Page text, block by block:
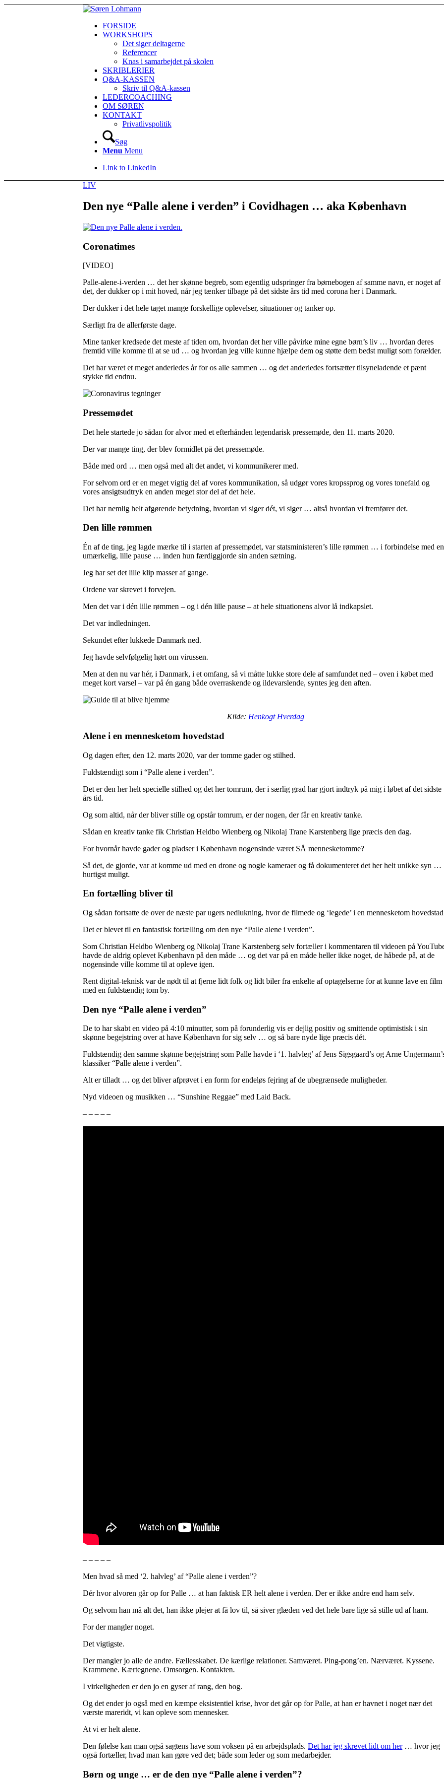
FORSIDE
WORKSHOPS
Det siger deltagerne
Referencer
Knas i samarbejdet på skolen
SKRIBLERIER
Q&A-KASSEN
Skriv til Q&A-kassen
LEDERCOACHING
OM SØREN
KONTAKT
Privatlivspolitik
Søg
Menu Menu
Link to LinkedIn
LIV
Den nye “Palle alene i verden” i Covidhagen … aka København
Coronatimes
[VIDEO]
Palle-alene-i-verden … det her skønne begreb, som egentlig udspringer fra børnebogen af samme navn, er noget af
det, der dukker op i mit hoved, når jeg tænker tilbage på det sidste års tid med corona her i Danmark.
Der dukker i det hele taget mange forskellige oplevelser, situationer og tanker op.
Særligt fra de allerførste dage.
Mine tanker kredsede det meste af tiden om, hvordan det her ville påvirke mine egne børn’s liv … hvordan deres
fremtid ville komme til at se ud … og hvordan jeg ville kunne hjælpe dem og støtte dem bedst muligt som forælder.
Det har været et meget anderledes år for os alle sammen … og det anderledes fortsætter tilsyneladende et pænt
stykke tid endnu.
Pressemødet
Det hele startede jo sådan for alvor med et efterhånden legendarisk pressemøde, den 11. marts 2020.
Der var mange ting, der blev formidlet på det pressemøde.
Både med ord … men også med alt det andet, vi kommunikerer med.
For selvom ord er en meget vigtig del af vores kommunikation, så udgør vores kropssprog og vores tonefald og
vores ansigtsudtryk en anden meget stor del af det hele.
Det har nemlig helt afgørende betydning, hvordan vi siger dét, vi siger … altså hvordan vi fremfører det.
Den lille rømmen
Én af de ting, jeg lagde mærke til i starten af pressemødet, var statsministeren’s lille rømmen … i forbindelse med en
umærkelig, lille pause … inden hun færdiggjorde sin anden sætning.
Jeg har set det lille klip masser af gange.
Ordene var skrevet i forvejen.
Men det var i dén lille rømmen – og i dén lille pause – at hele situationens alvor lå indkapslet.
Det var indledningen.
Sekundet efter lukkede Danmark ned.
Jeg havde selvfølgelig hørt om virussen.
Men at den nu var hér, i Danmark, i et omfang, så vi måtte lukke store dele af samfundet ned – oven i købet med
meget kort varsel – var på én gang både overraskende og ildevarslende, syntes jeg den aften.
Kilde: Henkogt Hverdag
Alene i en mennesketom hovedstad
Og dagen efter, den 12. marts 2020, var der tomme gader og stilhed.
Fuldstændigt som i “Palle alene i verden”.
Det er den her helt specielle stilhed og det her tomrum, der i særlig grad har gjort indtryk på mig i løbet af det sidste
års tid.
Og som altid, når der bliver stille og opstår tomrum, er der nogen, der får en kreativ tanke.
Sådan en kreativ tanke fik Christian Heldbo Wienberg og Nikolaj Trane Karstenberg lige præcis den dag.
For hvornår havde gader og pladser i København nogensinde været SÅ mennesketomme?
Så det, de gjorde, var at komme ud med en drone og nogle kameraer og få dokumenteret det her helt unikke syn …
hurtigst muligt.
En fortælling bliver til
Og sådan fortsatte de over de næste par ugers nedlukning, hvor de filmede og ‘legede’ i en mennesketom
Det er blevet til en fantastisk fortælling om den nye “Palle alene i verden”.
Som Christian Heldbo Wienberg og Nikolaj Trane Karstenberg selv fortæller i kommentaren til videoen på
havde de aldrig oplevet København på den måde … og det var på en måde heller ikke noget, de håbede på, at de
nogensinde ville komme til at opleve igen.
Rent digital-teknisk var de nødt til at fjerne lidt folk og lidt biler fra enkelte af optagelserne for at kunne lave en film
med en fuldstændig tom by.
Den nye “Palle alene i verden”
De to har skabt en video på 4:10 minutter, som på forunderlig vis er dejlig positiv og smittende optimistisk i sin
skønne begejstring over at have København for sig selv … og så bare nyde lige præcis dét.
Fuldstændig den samme skønne begejstring som Palle havde i ‘1. halvleg’ af Jens Sigsgaard’s og Arne
klassiker “Palle alene i verden”.
Alt er tilladt … og det bliver afprøvet i en form for endeløs fejring af de ubegrænsede muligheder.
Nyd videoen og musikken … “Sunshine Reggae” med Laid Back.
– – – – –
– – – – –
Men hvad så med ‘2. halvleg’ af “Palle alene i verden”?
Dér hvor alvoren går op for Palle … at han faktisk ER helt alene i verden. Der er ikke andre end ham selv.
Og selvom han må alt det, han ikke plejer at få lov til, så siver glæden ved det hele bare lige så stille ud af ham.
For der mangler noget.
Det vigtigste.
Der mangler jo alle de andre. Fællesskabet. De kærlige relationer. Samværet. Ping-pong’en. Nærværet. Kyssene.
Krammene. Kærtegnene. Omsorgen. Kontakten.
I virkeligheden er den jo en gyser af rang, den bog.
Og det ender jo også med en kæmpe eksistentiel krise, hvor det går op for Palle, at han er havnet i noget nær det
værste mareridt, vi kan opleve som mennesker.
At vi er helt alene.
Den følelse kan man også sagtens have som voksen på en arbejdsplads. Det har jeg skrevet lidt om her… hvor jeg
også fortæller, hvad man kan gøre ved det; både som leder og som medarbejder.
Børn og unge … er de den nye “Palle alene i verden”?